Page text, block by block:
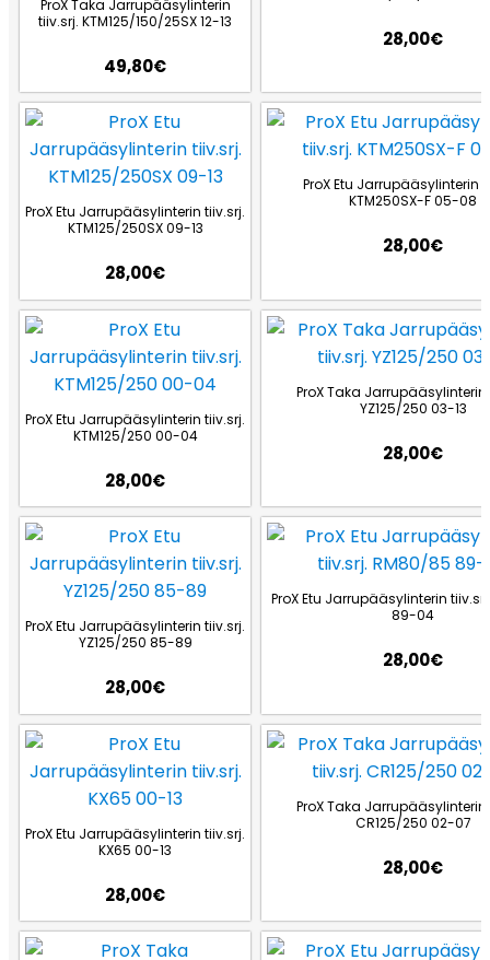
ProX Taka Jarrupääsylinterin
tiiv.srj. KTM125/150/25SX 12-13
49,80€
28,00€
ProX Etu Jarrupääsylinterin tiiv.srj.
KTM125/250SX 09-13
28,00€
ProX Etu Jarrupääsylinterin
KTM250SX-F 05-08
28,00€
ProX Etu Jarrupääsylinterin tiiv.srj.
KTM125/250 00-04
28,00€
ProX Taka Jarrupääsylinterin
YZ125/250 03-13
28,00€
ProX Etu Jarrupääsylinterin tiiv.srj.
YZ125/250 85-89
28,00€
ProX Etu Jarrupääsylinterin
89-04
28,00€
ProX Etu Jarrupääsylinterin tiiv.srj.
KX65 00-13
28,00€
ProX Taka Jarrupääsylinterin
CR125/250 02-07
28,00€